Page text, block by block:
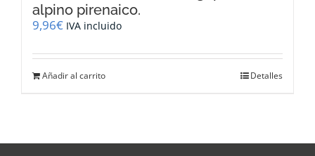
alpino pirenaico.
9,96€ IVA incluido
Añadir al carrito Detalles